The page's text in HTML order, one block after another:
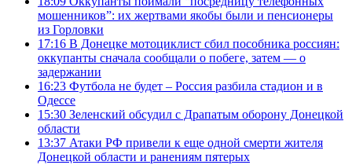
мошенников”: их жертвами якобы были и пенсионеры
из Горловки
17:16 В Донецке мотоциклист сбил пособника россиян:
оккупанты сначала сообщали о побеге, затем — о
задержании
16:23 Футбола не будет – Россия разбила стадион и в
Одессе
15:30 Зеленский обсудил с Драпатым оборону Донецкой
области
13:37 Атаки РФ привели к еще одной смерти жителя
Донецкой области и ранениям пятерых